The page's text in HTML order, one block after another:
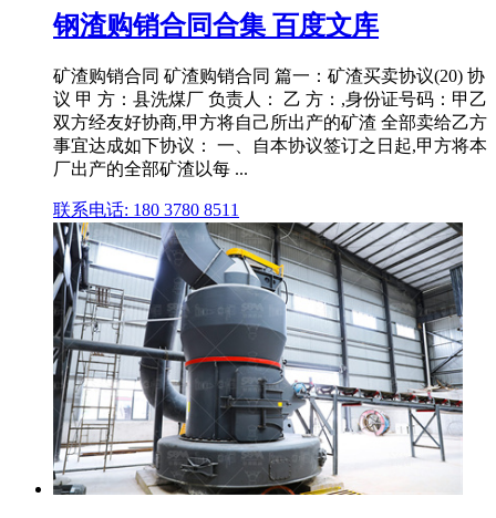
钢渣购销合同合集 百度文库
矿渣购销合同 矿渣购销合同 篇一：矿渣买卖协议(20) 协
议 甲 方：县洗煤厂 负责人： 乙 方：,身份证号码：甲乙
双方经友好协商,甲方将自己所出产的矿渣 全部卖给乙方
事宜达成如下协议： 一、自本协议签订之日起,甲方将本
厂出产的全部矿渣以每 ...
联系电话: 180 3780 8511